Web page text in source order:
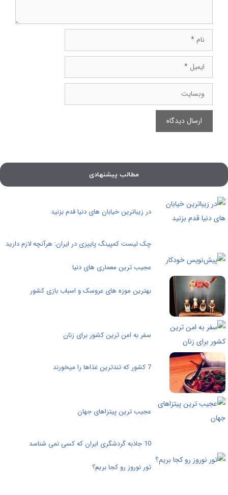
ایمیل
وبسایت
مطالب پیشنهادی
در زیباترین خیابان های دنیا قدم بزنید
چک لیست کمپینگ پاییزی در ایران: هرآنچه لازم دارید
عجیب ترین معماری های دنیا
بهترین موزه های عروسک و اسباب بازی کشور
سفر به امن ترین کشور برای زنان
7 کشور که تندترین غذاها را میخورند
عجیب ترین پیتزاهای جهان
10 جاذبه گردشگری ایران که کسی نمی شناسد
تور نوروز رو کجا بریم؟